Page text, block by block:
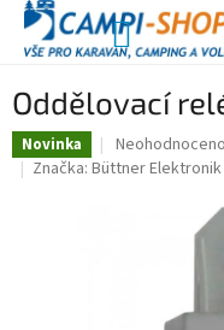
Přejít
obsah
NÁKUPNÍ
Oddělovací
Novinka
Průměrné
hodnocení
Neohodnoceno
Značka: Büttner Elektronik